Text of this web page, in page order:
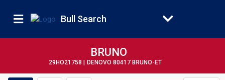
Bull Search
BRUNO
29HO21758 | DENOVO 80417 BRUNO-ET